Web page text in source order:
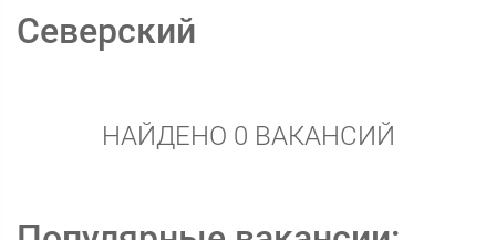
Северский
НАЙДЕНО 0 ВАКАНСИЙ